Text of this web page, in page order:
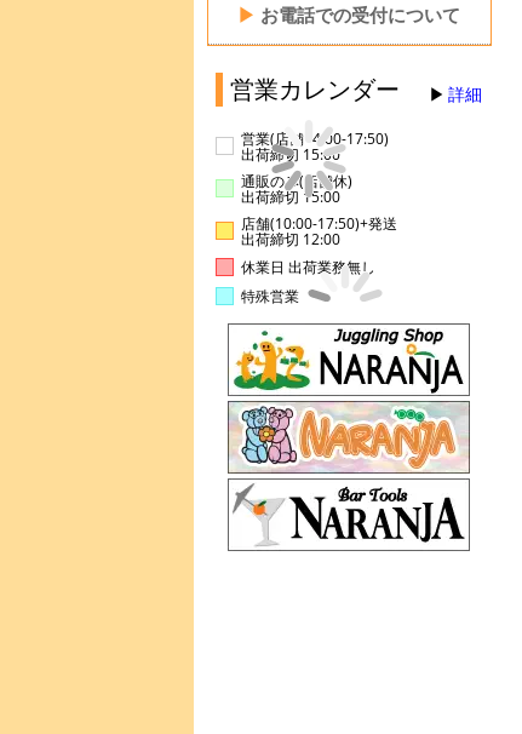
▶ お電話での受付について
営業カレンダー 詳細
営業(店舗14:00-17:50)
出荷締切 15:00
通販のみ(店舗休)
出荷締切 15:00
店舗(10:00-17:50)+発送
出荷締切 12:00
休業日 出荷業務無し
特殊営業